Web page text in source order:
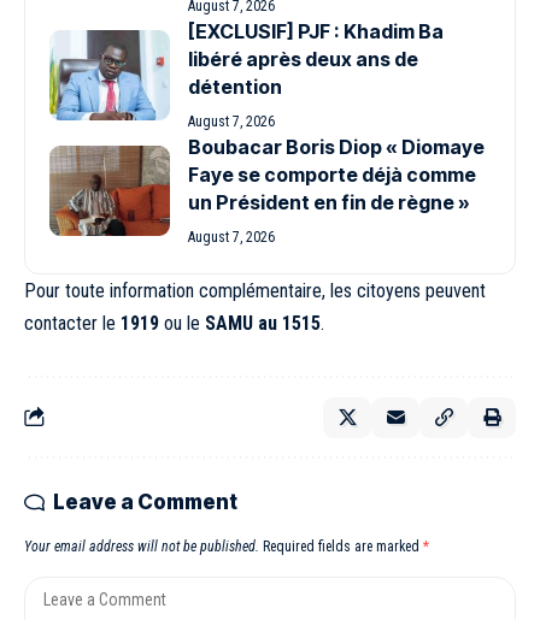
August 7, 2026
[EXCLUSIF] PJF : Khadim Ba
libéré après deux ans de
détention
August 7, 2026
Boubacar Boris Diop « Diomaye
Faye se comporte déjà comme
un Président en fin de règne »
August 7, 2026
Pour toute information complémentaire, les citoyens peuvent
contacter le 1919 ou le SAMU au 1515.
Leave a Comment
Your email address will not be published. Required fields are marked *